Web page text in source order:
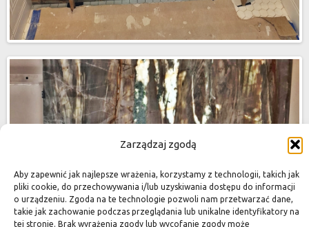
Zarządzaj zgodą
Aby zapewnić jak najlepsze wrażenia, korzystamy z technologii, takich jak
pliki cookie, do przechowywania i/lub uzyskiwania dostępu do informacji
o urządzeniu. Zgoda na te technologie pozwoli nam przetwarzać dane,
takie jak zachowanie podczas przeglądania lub unikalne identyfikatory na
tej stronie. Brak wyrażenia zgody lub wycofanie zgody może